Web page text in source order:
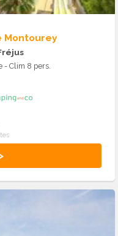
Montourey
- Clim 8 pers.